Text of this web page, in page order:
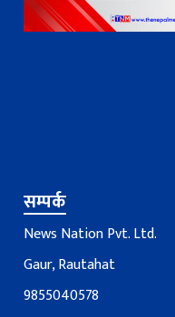
सम्पर्क
News Nation Pvt. Ltd.
Gaur, Rautahat
9855040578